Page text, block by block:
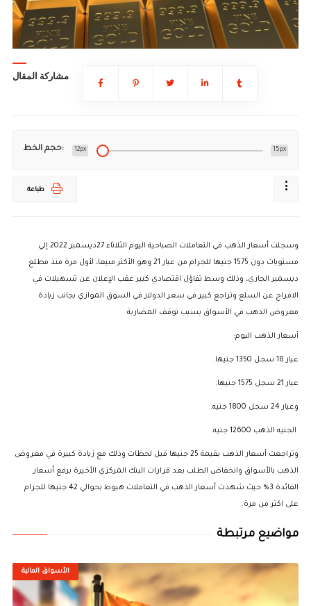
مشاركة المقال
حجم الخط: 12px 15px
طباعة
وسجلت أسعار الذهب في التعاملات الصباحية اليوم الثلاثاء 27ديسمبر 2022 إلي
مستويات دون 1575 جنيها للجرام من عيار 21 وهو الأكثر مبيعا، لأول مرة منذ مطلع
ديسمبر الجاري، وذلك وسط تفاؤل اقتصادي كبير عقب الإعلان عن تسهيلات في
الافراج عن السلع وتراجع كبير في سعر الدولار في السوق الموازي بجانب زيادة
معروض الذهب في الأسواق بسبب توقف المضاربة.
أسعار الذهب اليوم:
عيار 18 سجل 1350 جنيها.
عيار 21 سجل 1575 جنيها.
وعيار 24 سجل 1800 جنيه.
الجنيه الذهب 12600 جنيه.
وتراجعت أسعار الذهب بقيمة 25 جنيها قبل لحظات وذلك مع زيادة كبيرة في معروض
الذهب بالأسواق وانخفاض الطلب بعد قرارات البنك المركزي الأخيرة برفع أسعار
الفائدة 3% حيث شهدت أسعار الذهب في التعاملات هبوط بحوالي 42 جنيها للجرام
على اكثر من مرة.
مواضيع مرتبطة
الأسواق المالية